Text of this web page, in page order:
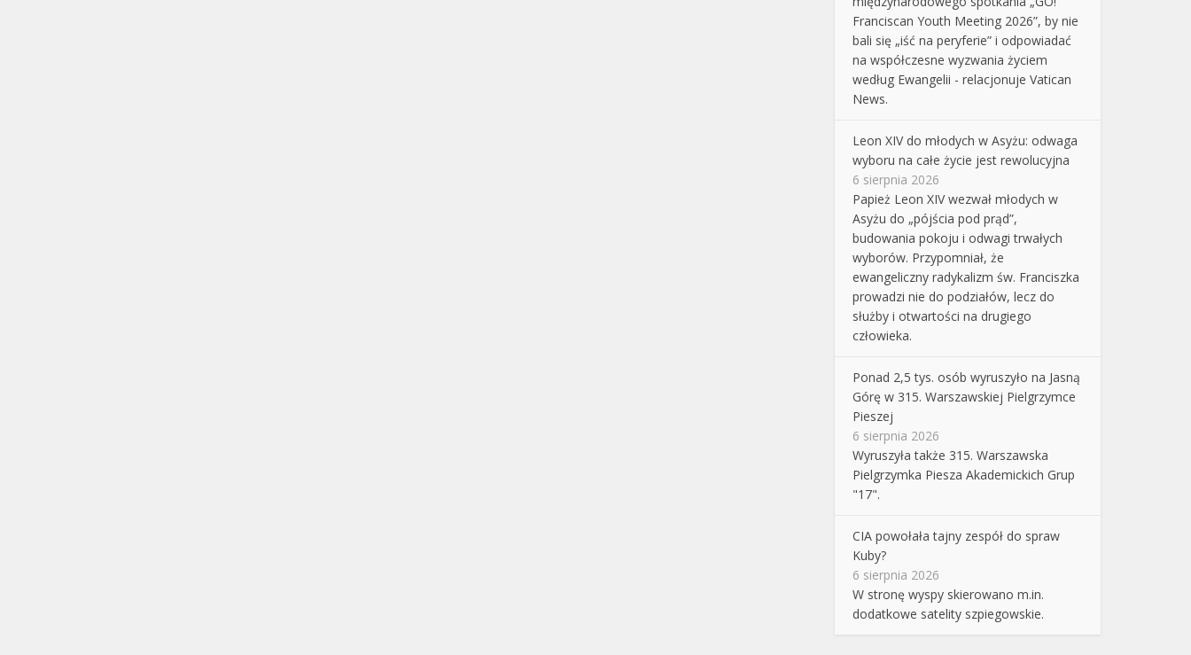
Franciscan Youth Meeting 2026”, by nie
bali się „iść na peryferie” i odpowiadać
na współczesne wyzwania życiem
według Ewangelii - relacjonuje Vatican
News.
Leon XIV do młodych w Asyżu: odwaga
wyboru na całe życie jest rewolucyjna
6 sierpnia 2026
Papież Leon XIV wezwał młodych w
Asyżu do „pójścia pod prąd”,
budowania pokoju i odwagi trwałych
wyborów. Przypomniał, że
ewangeliczny radykalizm św. Franciszka
prowadzi nie do podziałów, lecz do
służby i otwartości na drugiego
człowieka.
Ponad 2,5 tys. osób wyruszyło na Jasną
Górę w 315. Warszawskiej Pielgrzymce
Pieszej
6 sierpnia 2026
Wyruszyła także 315. Warszawska
Pielgrzymka Piesza Akademickich Grup
"17".
CIA powołała tajny zespół do spraw
Kuby?
6 sierpnia 2026
W stronę wyspy skierowano m.in.
dodatkowe satelity szpiegowskie.